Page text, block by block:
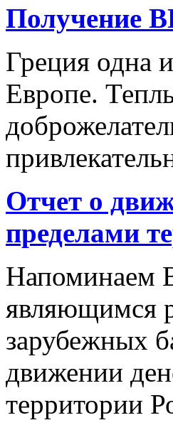
Получение
Греция одна
Европе.
Отчет о
пределами
Напоминаем
являющимся
зарубежных
движении
территории